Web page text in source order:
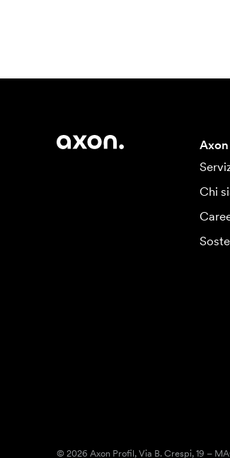
Axon
Chi
© 2026 Axon Profil, Via B. Crespi, 19 –